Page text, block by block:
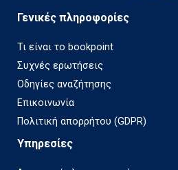
Γενικές πληροφορίες
Τι είναι το bookpoint
Συχνές ερωτήσεις
Οδηγίες αναζήτησης
Επικοινωνία
Πολιτική απορρήτου (GDPR)
Υπηρεσίες